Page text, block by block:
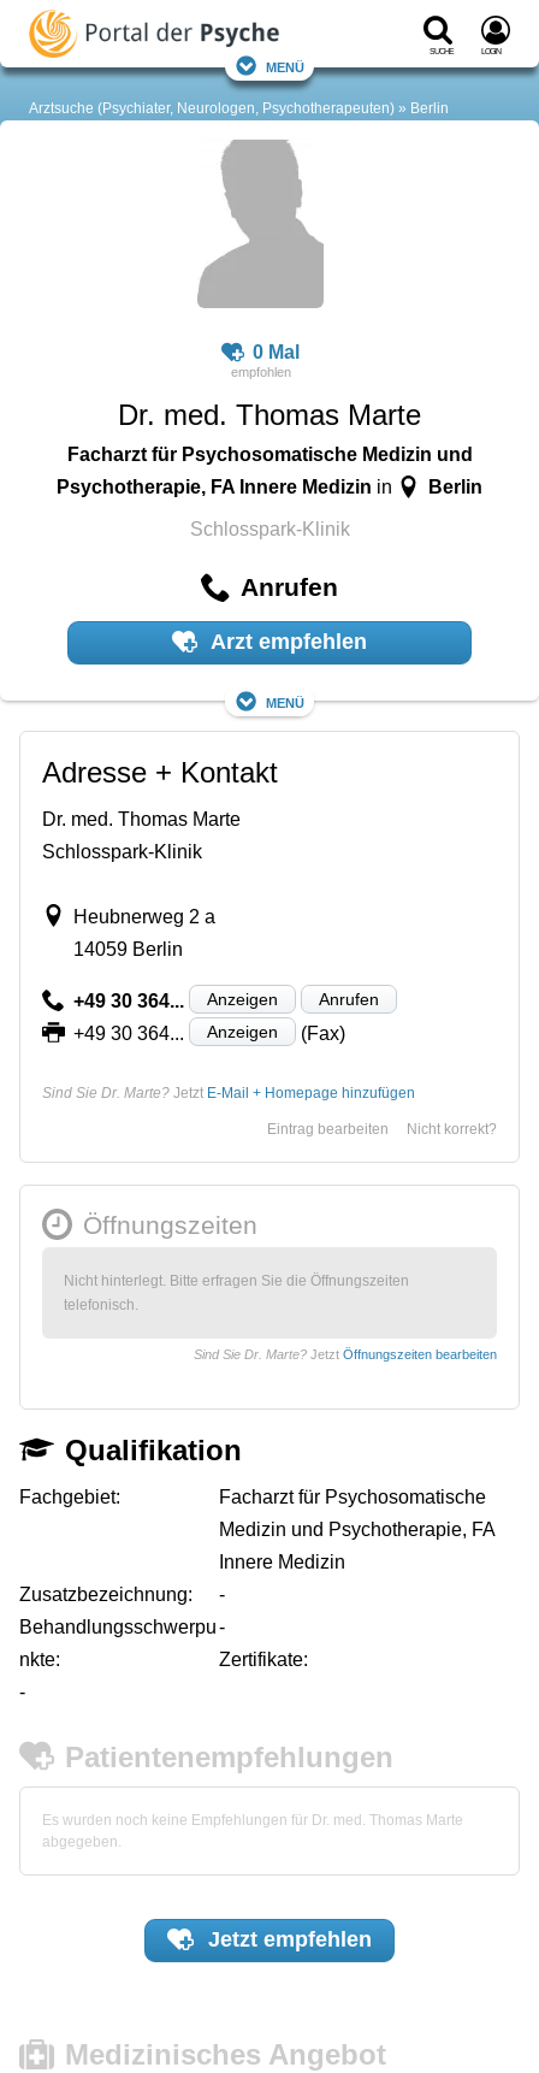
Suche Login
Menü
Arztsuche (Psychiater, Neurologen, Psychotherapeuten) Berlin
0 Mal
Dr. med. Thomas Marte
Facharzt für Psychosomatische Medizin und
Psychotherapie, FA Innere Medizin in Berlin
Schlosspark-Klinik
Anrufen
Arzt empfehlen
Menü
Adresse + Kontakt
Dr. med. Thomas Marte
Schlosspark-Klinik
Heubnerweg 2 a
14059 Berlin
+49 30 364... Anzeigen Anrufen
+49 30 364... Anzeigen (Fax)
Sind Sie Dr. Marte? Jetzt E-Mail + Homepage hinzufügen
Nicht korrekt?
Eintrag bearbeiten
Öffnungszeiten
Nicht hinterlegt. Bitte erfragen Sie die Öffnungszeiten
telefonisch.
Sind Sie Dr. Marte? Jetzt Öffnungszeiten bearbeiten
Qualifikation
Fachgebiet:
Facharzt für Psychosomatische
Medizin und Psychotherapie, FA
Innere Medizin
Zusatzbezeichnung:
-
Behandlungsschwerpu
nkte:
-
Zertifikate:
-
Patientenempfehlungen
Es wurden noch keine Empfehlungen für Dr. med. Thomas Marte
abgegeben.
Jetzt empfehlen
Medizinisches Angebot